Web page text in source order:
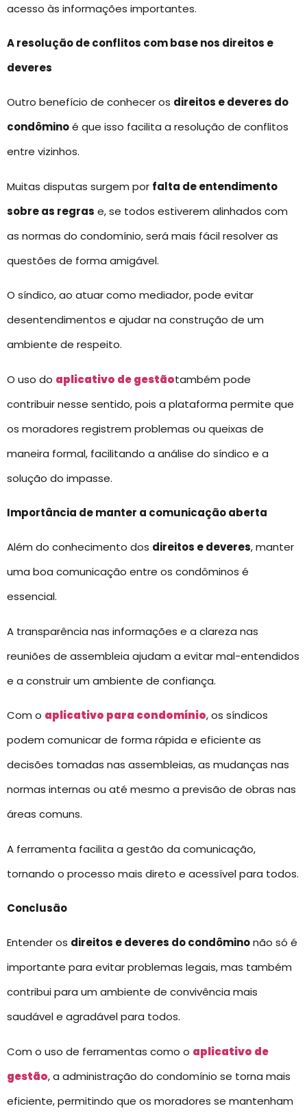
acesso às informações importantes.
A resolução de conflitos com base nos direitos e
deveres
Outro benefício de conhecer os direitos e deveres do
condôminoé que isso facilita a resolução de conflitos
entre vizinhos.
Muitas disputas surgem por falta de entendimento
sobre as regras e, se todos estiverem alinhados com
as normas do condomínio, será mais fácil resolver as
questões de forma amigável.
O síndico, ao atuar como mediador, pode evitar
desentendimentos e ajudar na construção de um
ambiente de respeito.
O uso do aplicativo de gestãotambém pode
contribuir nesse sentido, pois a plataforma permite que
os moradores registrem problemas ou queixas de
maneira formal, facilitando a análise do síndico e a
solução do impasse.
Importância de manter a comunicação aberta
Além do conhecimento dos direitos e deveres, manter
uma boa comunicação entre os condôminos é
essencial.
A transparência nas informações e a clareza nas
reuniões de assembleia ajudam a evitar mal-entendidos
e a construir um ambiente de confiança.
Com o aplicativo para condomínio, os síndicos
podem comunicar de forma rápida e eficiente as
decisões tomadas nas assembleias, as mudanças nas
normas internas ou até mesmo a previsão de obras nas
áreas comuns.
A ferramenta facilita a gestão da comunicação,
tornando o processo mais direto e acessível para todos.
Conclusão
Entender os direitos e deveres do condôminonão só é
importante para evitar problemas legais, mas também
contribui para um ambiente de convivência mais
saudável e agradável para todos.
Com o uso de ferramentas como o aplicativo de
gestão, a administração do condomínio se torna mais
eficiente, permitindo que os moradores se mantenham